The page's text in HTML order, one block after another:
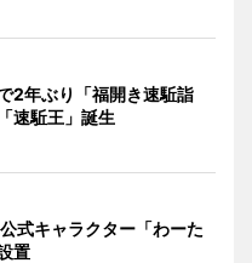
2年ぶり「福開き速駈詣
速駈王」誕生
式キャラクター「わーた
置